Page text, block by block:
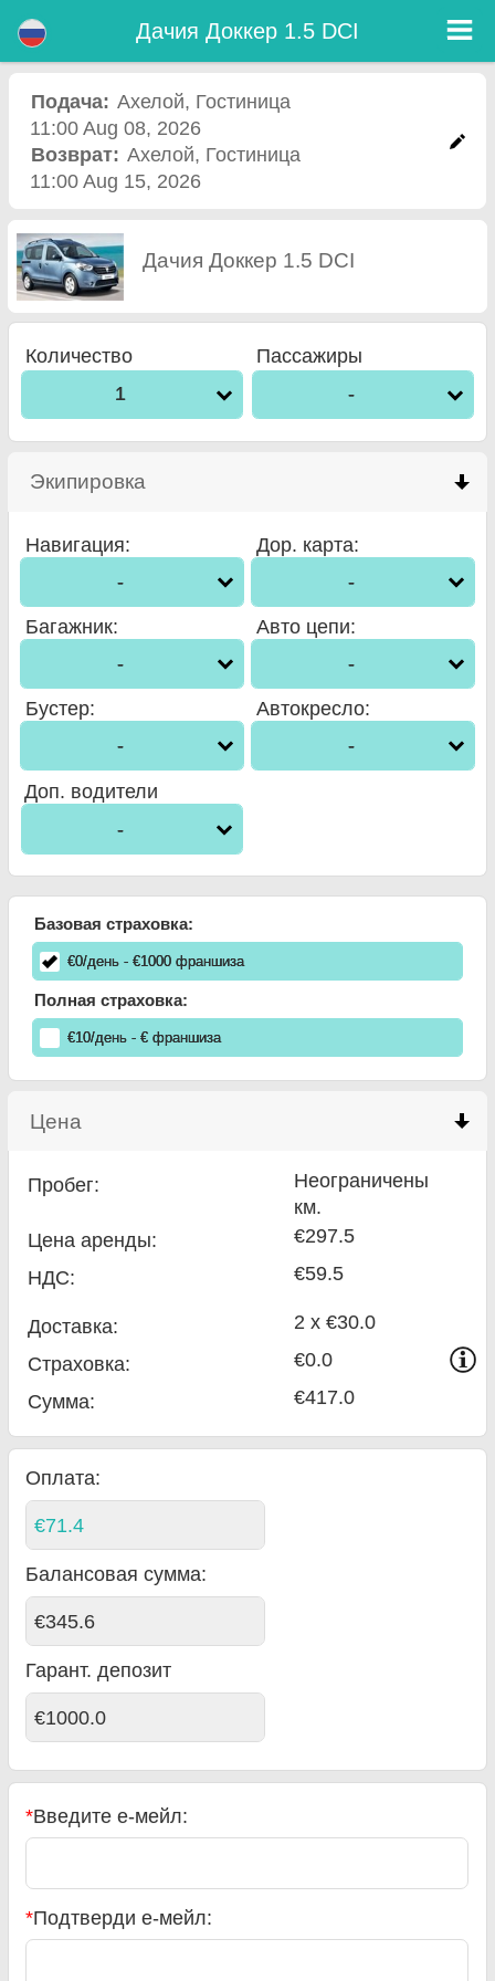
страховка (без депозит), неограниченный пробег, бесплатные детские сиденья, бесплатные дополнительных водителей,
низкая цена аренды автомобиля гарантируется.Дачия Доккер 1.5 DCI
Подача: Ахелой, Гостиница
11:00 Aug 08, 2026
Возврат: Ахелой, Гостиница
11:00 Aug 15, 2026
Дачия Доккер 1.5 DCI
Количество
1
Пассажиры
-
Экипировка
Навигация:
-
Дор. карта:
-
Багажник:
-
Авто цепи:
-
Бустер:
-
Автокресло:
-
Доп. водители
-
Базовая страховка:
€0/день - €1000франшиза
Полная страховка:
€10/день - €франшиза
Цена
Пробег:
Неограничены
км.
Цена аренды:
€297.5
НДС:
€59.5
Доставка:
2 x €30.0
Страховка:
€0.0
Сумма: €417.0
Оплата:
€71.4
Балансовая сумма:
€345.6
Гарант. депозит
€1000.0
*Введите е-мейл:
*Подтверди е-мейл: